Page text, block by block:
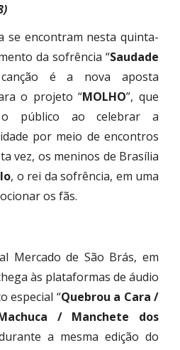
se encontram nesta quinta-
da sofrência “Saudade
é a nova aposta
o projeto “MOLHO”, que
o público ao celebrar a
por meio de encontros
vez, os meninos de Brasília
, o rei da sofrência, em uma
os fãs.
Mercado de São Brás, em
às plataformas de áudio
especial “Quebrou a Cara /
/ Manchete dos
a mesma edição do